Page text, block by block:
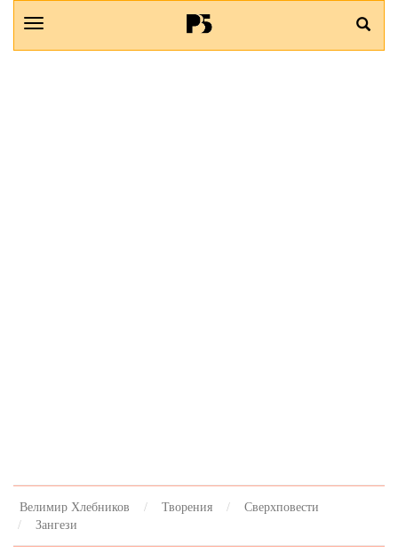
Велимир Хлебников Творения
Сверхповести
Зангези